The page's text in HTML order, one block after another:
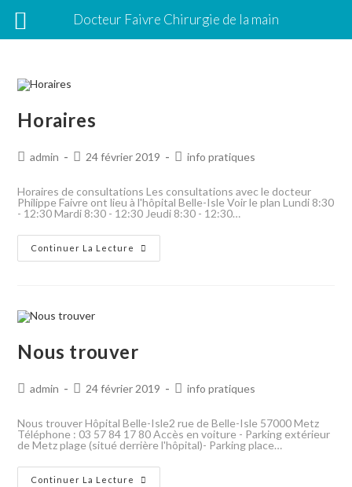
Horaires
admin 24 février 2019 info pratiques
Horaires de consultations Les consultations avec le docteur
Philippe Faivre ont lieu à l'hôpital Belle-Isle Voir le plan Lundi 8:30
- 12:30 Mardi 8:30 - 12:30 Jeudi 8:30 - 12:30…
Continuer La Lecture
Nous trouver
admin 24 février 2019 info pratiques
Nous trouver Hôpital Belle-Isle2 rue de Belle-Isle 57000 Metz
Téléphone : 03 57 84 17 80 Accès en voiture - Parking extérieur
de Metz plage (situé derrière l'hôpital)- Parking place…
Continuer La Lecture
Docteur Faivre Chirurgie de la main